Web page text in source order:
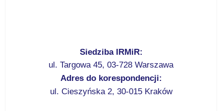
Siedziba IRMiR:
ul. Targowa 45, 03-728 Warszawa
Adres do korespondencji:
ul. Cieszyńska 2, 30-015 Kraków